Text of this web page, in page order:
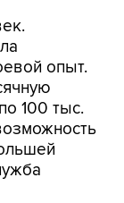
опыт.
100 тыс.